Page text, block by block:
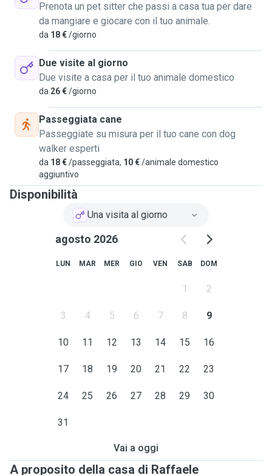
Prenota un pet sitter che passi a casa tua per dare
da mangiare e giocare con il tuo animale.
da 18 €/giorno
Due visite al giorno
Due visite a casa per il tuo animale domestico
da 26 €/giorno
Passeggiata cane
Passeggiate su misura per il tuo cane con dog
walker esperti
da 18 €/passeggiata, 10 €/animale domestico
aggiuntivo
Disponibilità
Una visita al giorno
agosto 2026
LUN MAR MER GIO VEN SAB DOM
1 2
3 4 5 6 7 8 9
10 11 12 13 14 15 16
17 18 19 20 21 22 23
24 25 26 27 28 29 30
31
Vai a oggi
A proposito della casa di Raffaele